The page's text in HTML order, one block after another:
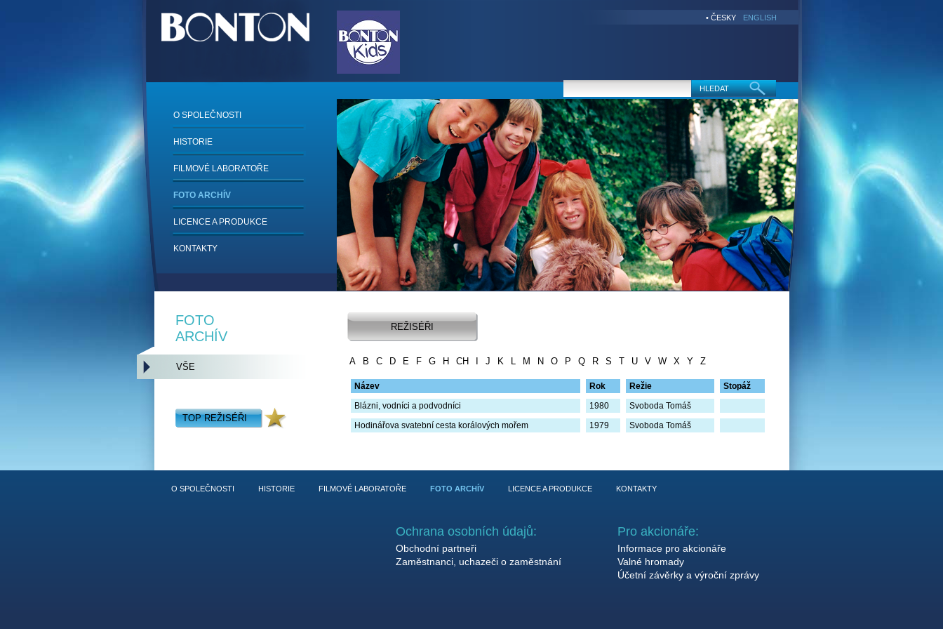
ENGLISH
• ČESKY
O SPOLEČNOSTI
HISTORIE
FILMOVÉ LABORATOŘE
FOTO ARCHÍV
LICENCE A PRODUKCE
KONTAKTY
REŽISÉŘI
A B C D E F G H CH J K L M N O P Q R S T U V W X Y Z
Název Rok Režie
Stopáž
Blázni, vodníci a podvodníci
1980
Svoboda Tomáš
Hodinářova svatební cesta korálových mořem
1979 Svoboda Tomáš
FOTO
ARCHÍV
VŠE
TOP REŽISÉŘI
O SPOLEČNOSTI HISTORIE FILMOVÉ LABORATOŘE FOTO ARCHÍV LICENCE A PRODUKCE KONTAKTY
Pro akcionáře:
Informace pro akcionáře
Valné hromady
Účetní závěrky a výroční zprávy
Ochrana osobních údajů:
Obchodní partneři
Zaměstnanci, uchazeči o zaměstnání